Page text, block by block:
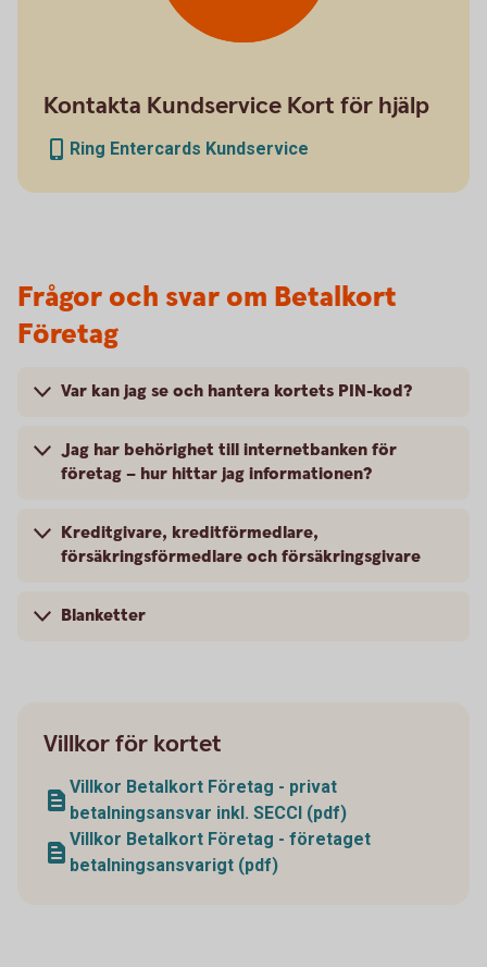
Kontakta Kundservice Kort för hjälp
Ring Entercards Kundservice
Frågor och svar om Betalkort
Företag
Var kan jag se och hantera kortets PIN-kod?
Jag har behörighet till internetbanken för
företag – hur hittar jag informationen?
Kreditgivare, kreditförmedlare,
försäkringsförmedlare och försäkringsgivare
Blanketter
Villkor för kortet
Villkor Betalkort Företag - privat
betalningsansvar inkl. SECCI (pdf)
Villkor Betalkort Företag - företaget
betalningsansvarigt (pdf)